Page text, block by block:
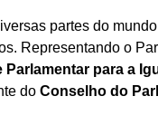
partes do
Representando o
Parlamentar para a
doConselho do